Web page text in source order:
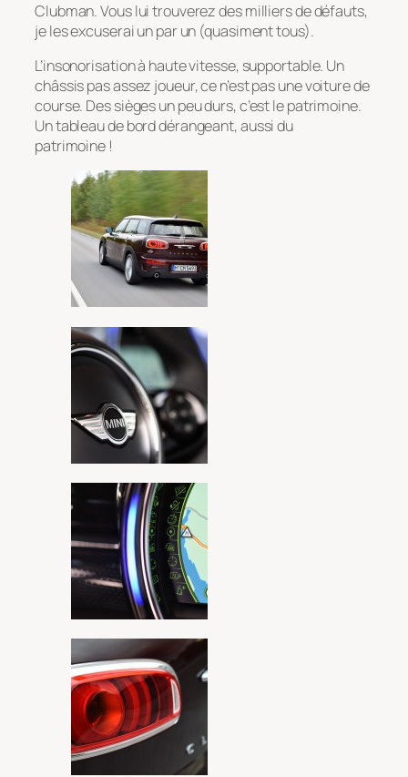
Clubman. Vous lui trouverez des milliers de défauts,
je les excuserai un par un (quasiment tous).
L’insonorisation à haute vitesse, supportable. Un
châssis pas assez joueur, ce n’est pas une voiture de
course. Des sièges un peu durs, c’est le patrimoine.
Un tableau de bord dérangeant, aussi du
patrimoine !